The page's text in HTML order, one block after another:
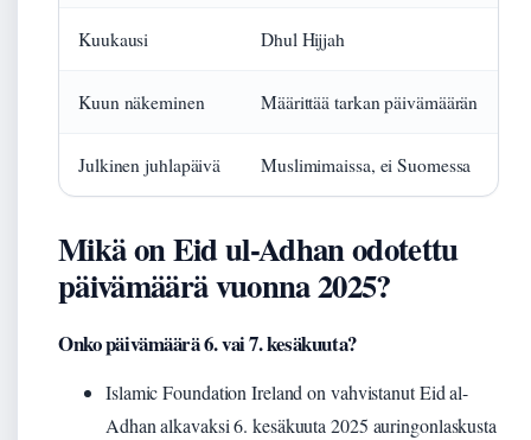
Kuukausi Dhul Hijjah
Kuun näkeminen Määrittää tarkan päivämäärän
Julkinen juhlapäivä Muslimimaissa, ei Suomessa
Mikä on Eid ul-Adhan odotettu
päivämäärä vuonna 2025?
Onko päivämäärä 6. vai 7. kesäkuuta?
Islamic Foundation Ireland on vahvistanut Eid al-
Adhan alkavaksi 6. kesäkuuta 2025 auringonlaskusta